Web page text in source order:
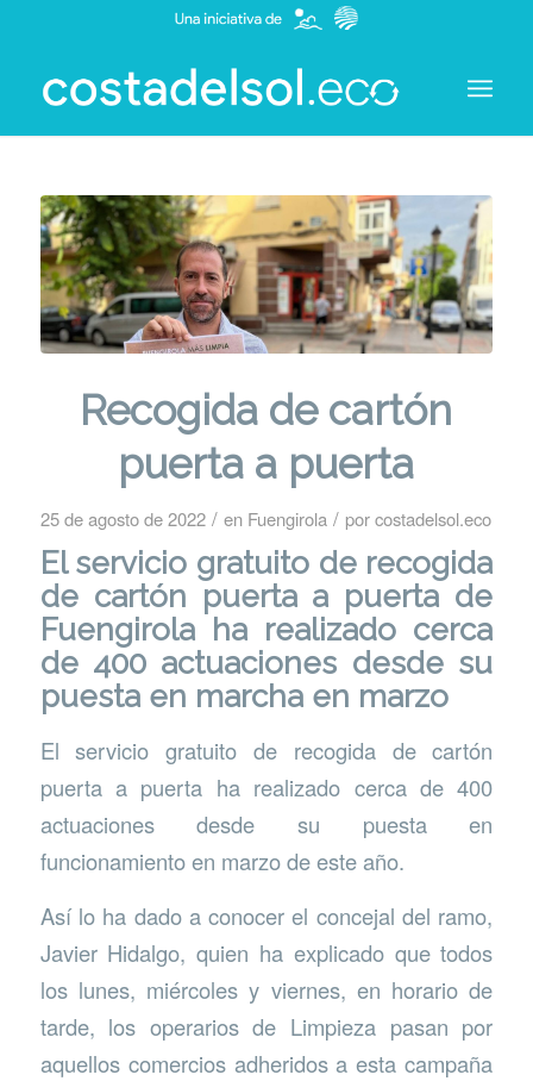
Recogida de cartón
puerta a puerta
25 de agosto de 2022 / en Fuengirola / porcostadelsol.eco
El servicio gratuito de recogida
de cartón puerta a puerta de
Fuengirola ha realizado cerca
de 400 actuaciones desde su
puesta en marcha en marzo
El servicio gratuito de recogida de cartón
puerta a puerta ha realizado cerca de 400
actuaciones desde su puesta en
funcionamiento en marzo de este año.
Así lo ha dado a conocer el concejal del ramo,
Javier Hidalgo, quien ha explicado que todos
los lunes, miércoles y viernes, en horario de
tarde, los operarios de Limpieza pasan por
aquellos comercios adheridos a esta campaña